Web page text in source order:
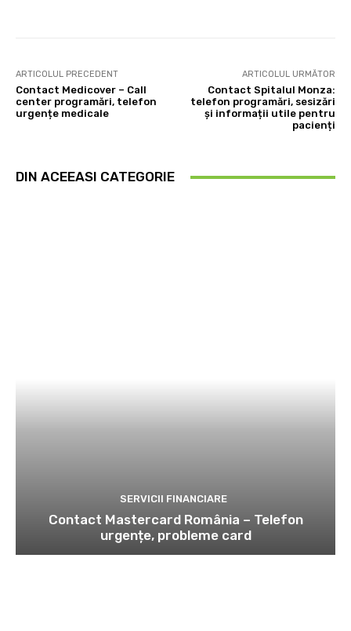
ARTICOLUL PRECEDENT
Contact Medicover – Call
center programări, telefon
urgențe medicale
ARTICOLUL URMĂTOR
Contact Spitalul Monza:
telefon programări, sesizări
și informații utile pentru
pacienți
DIN ACEEASI CATEGORIE
SERVICII FINANCIARE
Contact Mastercard România – Telefon
urgențe, probleme card